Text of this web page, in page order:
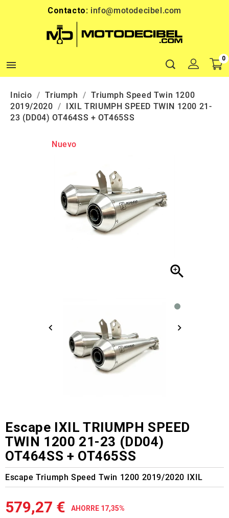
Contacto: info@motodecibel.com

0
Inicio Triumph
Triumph Speed Twin 1200
2019/2020
IXIL TRIUMPH SPEED TWIN 1200 21-
23 (DD04) OT464SS + OT465SS
Nuevo

Escape IXIL TRIUMPH SPEED
TWIN 1200 21-23 (DD04)
OT464SS + OT465SS
Escape Triumph Speed Twin 1200 2019/2020 IXIL
579,27 € AHORRE 17,35%